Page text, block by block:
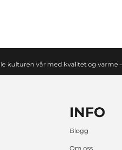
kulturen vår med kvalitet og varme
INFO
Blogg
Om oss